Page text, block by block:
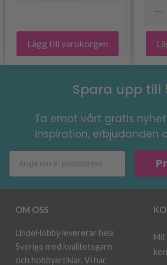
Lägg till varukorgen
Spara upp till
Ta emot vårt gratis
inspiration, erbjudanden
OM OSS
LindeHobby levererar hela
Sverige med kvalitetsgarn
och hobbyartiklar. Vi har
Mit